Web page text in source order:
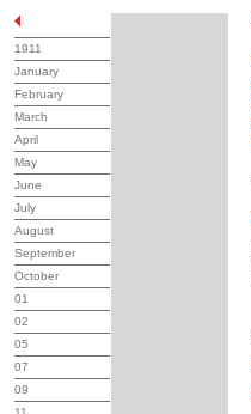
1911
January
February
March
April
May
June
July
August
September
October
01
02
05
07
09